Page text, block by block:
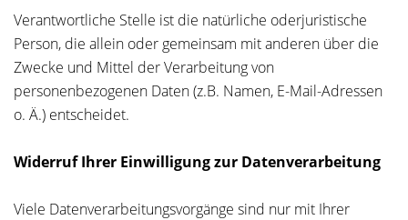
Verantwortliche Stelle ist die natürliche oderjuristische
Person, die allein oder gemeinsam mit anderen über die
Zwecke und Mittel der Verarbeitung von
personenbezogenen Daten (z.B. Namen, E-Mail-Adressen
o. Ä.) entscheidet.
Widerruf Ihrer Einwilligung zur Datenverarbeitung
Viele Datenverarbeitungsvorgänge sind nur mit Ihrer